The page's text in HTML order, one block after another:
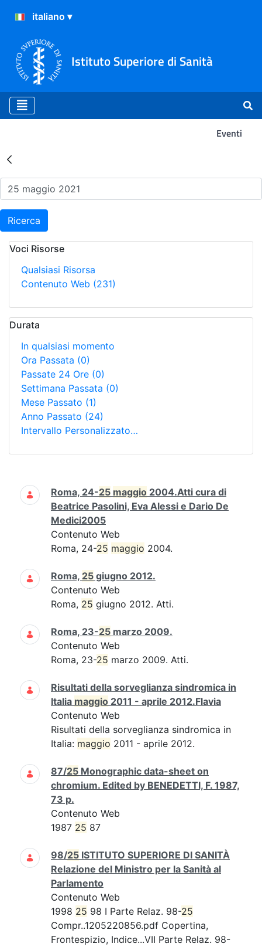
Istituto Superiore di Sanità
Eventi
Risultati della Ricerca -
Ricerca
Voci Risorse
Qualsiasi Risorsa
Contenuto Web (231)
Durata
In qualsiasi momento
Ora Passata (0)
Passate 24 Ore (0)
Settimana Passata (0)
Mese Passato (1)
Anno Passato (24)
Intervallo Personalizzato…
Ricerca
Roma, 24-25 maggio 2004.Atti cura di
Beatrice Pasolini, Eva Alessi e Dario De
Medici2005
Contenuto Web
Roma, 24-25 maggio 2004.
Roma, 25 giugno 2012.
Contenuto Web
Roma, 25 giugno 2012. Atti.
Roma, 23-25 marzo 2009.
Contenuto Web
Roma, 23-25 marzo 2009. Atti.
Risultati della sorveglianza sindromica in
Italia maggio 2011 - aprile 2012.Flavia
Contenuto Web
Risultati della sorveglianza sindromica in
Italia: maggio 2011 - aprile 2012.
87/25 Monographic data-sheet on
chromium. Edited by BENEDETTI, F. 1987,
73 p.
Contenuto Web
1987 25 87
98/25 ISTITUTO SUPERIORE DI SANITÀ
Relazione del Ministro per la Sanità al
Parlamento
Contenuto Web
1998 25 98 I Parte Relaz. 98-25
Compr..1205220856.pdf Copertina,
Frontespizio, Indice...VII Parte Relaz. 98-